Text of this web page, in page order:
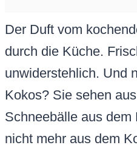
Der Duft vom
durch die Küche.
unwiderstehlich. Und
Kokos? Sie sehen
Schneebälle aus
nicht mehr aus dem